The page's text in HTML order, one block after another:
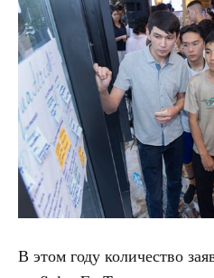
В этом году количество